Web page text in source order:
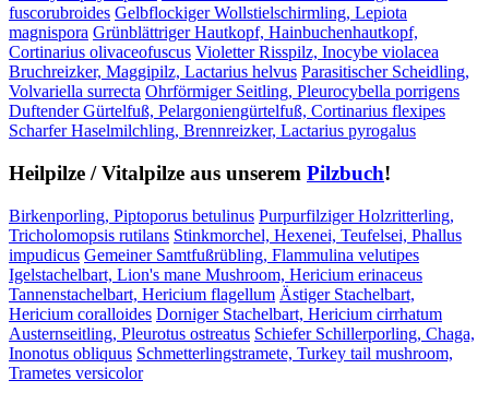
fuscorubroides Gelbflockiger Wollstielschirmling, Lepiota
magnispora Grünblättriger Hautkopf, Hainbuchenhautkopf,
Cortinarius olivaceofuscus Violetter Risspilz, Inocybe violacea
Bruchreizker, Maggipilz, Lactarius helvus Parasitischer Scheidling,
Volvariella surrecta Ohrförmiger Seitling, Pleurocybella porrigens
Duftender Gürtelfuß, Pelargoniengürtelfuß, Cortinarius flexipes
Scharfer Haselmilchling, Brennreizker, Lactarius pyrogalus
Heilpilze / Vitalpilze aus unserem Pilzbuch!
Birkenporling, Piptoporus betulinus Purpurfilziger Holzritterling,
Tricholomopsis rutilans Stinkmorchel, Hexenei, Teufelsei, Phallus
impudicus Gemeiner Samtfußrübling, Flammulina velutipes
Igelstachelbart, Lion's mane Mushroom, Hericium erinaceus
Tannenstachelbart, Hericium flagellum Ästiger Stachelbart,
Hericium coralloides Dorniger Stachelbart, Hericium cirrhatum
Austernseitling, Pleurotus ostreatus Schiefer Schillerporling, Chaga,
Inonotus obliquus Schmetterlingstramete, Turkey tail mushroom,
Trametes versicolor